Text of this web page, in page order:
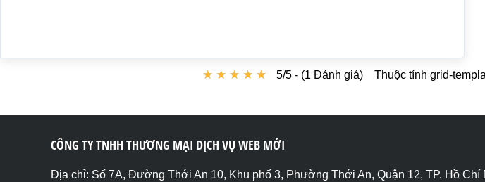
</html>
Thuộc tính grid-
★ ★ ★ ★ ★
★ ★ ★ ★ ★ 5/5 - (1 Đánh giá)
CÔNG TY TNHH THƯƠNG MẠI DỊCH VỤ WEB MỚI
Địa chỉ: Số 7A, Đường Thới An 10, Khu phố 3, Phường Thới An, Quận 12, TP. Hồ Chí